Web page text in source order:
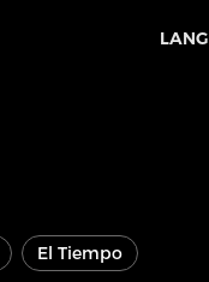
LANG
El Tiempo